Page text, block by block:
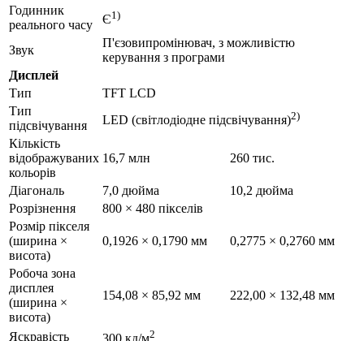
Годинник
реального часу
Є1)
Звук
П'єзовипромінювач, з можливістю
керування з програми
Дисплей
Тип
TFT LCD
Тип
підсвічування
LED (світлодіодне підсвічування)2)
Кількість
відображуваних
кольорів
16,7 млн 260 тис.
Діагональ 7,0 дюйма
10,2 дюйма
Розрізнення
800 × 480 пікселів
Розмір пікселя
(ширина ×
висота)
0,1926 × 0,1790 мм 0,2775 × 0,2760 мм
Робоча зона
дисплея
(ширина ×
висота)
154,08 × 85,92 мм 222,00 × 132,48 мм
Яскравість 2